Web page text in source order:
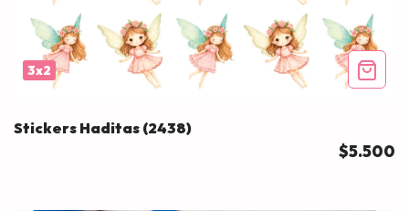
3x2
Stickers Haditas (2438)
$5.500